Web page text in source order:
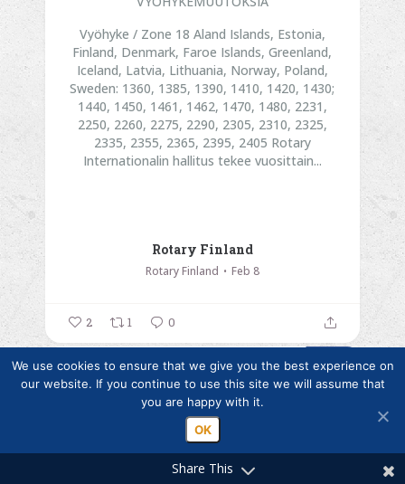
Vyöhyke / Zone 18 Aland Islands, Estonia,
Finland, Denmark, Faroe Islands, Greenland,
Iceland, Latvia, Lithuania, Norway, Poland,
Sweden: 1360, 1385, 1390, 1410, 1420, 1430;
1440, 1450, 1461, 1462, 1470, 1480, 2231,
2250, 2260, 2275, 2290, 2305, 2310, 2325,
2335, 2355, 2365, 2395, 2405 Rotary
Internationalin hallitus tekee vuosittain...
Rotary Finland
Rotary Finland Feb 8
2 1 0
Jaana Rossi HUR Suomi kertoi
lihasvoimaharjoittelun tärkeydestä
toimintakyvylle ja miten ikääntymistä ja sen
tuomaa haurautta voi estää. Esitys inspiroi
monia klubimme jäseniä liikunnan pariin 💪
Share This
We use cookies to ensure that we give you the best experience on
our website. If you continue to use this site we will assume that
you are happy with it.
OK